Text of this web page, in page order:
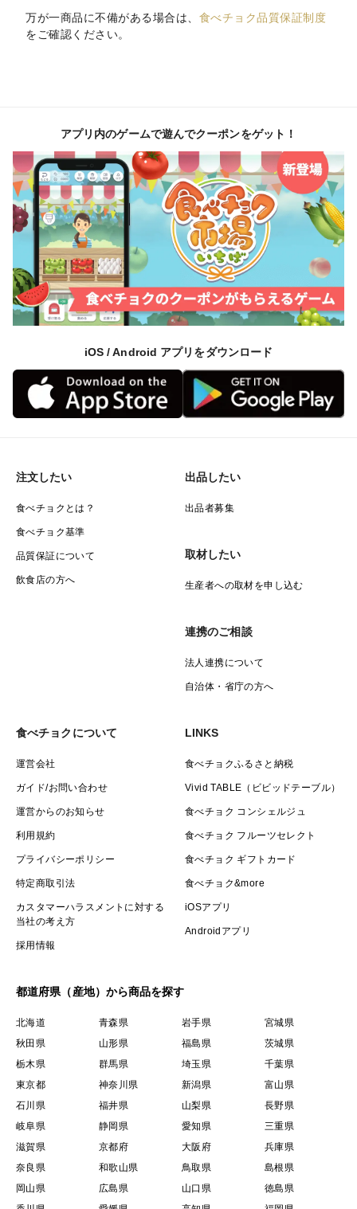
万が一商品に不備がある場合は、 食べチョク品質保証制度
をご確認ください。
アプリ内のゲームで遊んでクーポンをゲット！
iOS / Android アプリをダウンロード
注文したい
食べチョクとは？
食べチョク基準
品質保証について
飲食店の方へ
出品したい
出品者募集
取材したい
生産者への取材を申し込む
連携のご相談
法人連携について
自治体・省庁の方へ
食べチョクについて
運営会社
ガイド/お問い合わせ
運営からのお知らせ
利用規約
プライバシーポリシー
特定商取引法
カスタマーハラスメントに対する
当社の考え方
採用情報
LINKS
食べチョクふるさと納税
Vivid TABLE（ビビッドテーブル）
食べチョク コンシェルジュ
食べチョク フルーツセレクト
食べチョク ギフトカード
食べチョク&more
iOSアプリ
Androidアプリ
都道府県（産地）から商品を探す
北海道 青森県 岩手県
宮城県
秋田県
山形県 福島県
茨城県
栃木県
群馬県 埼玉県
千葉県
東京都
神奈川県 新潟県
富山県
石川県
福井県 山梨県
長野県
岐阜県
静岡県 愛知県
三重県
滋賀県
京都府 大阪府
兵庫県
奈良県
和歌山県 鳥取県
島根県
岡山県
広島県 山口県
徳島県